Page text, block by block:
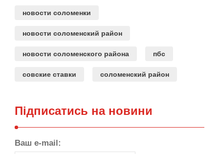
новости соломенки
новости соломенский район
новости соломенского района пбс
совские ставки соломенский район
Підписатись на новини
Ваш e-mail: